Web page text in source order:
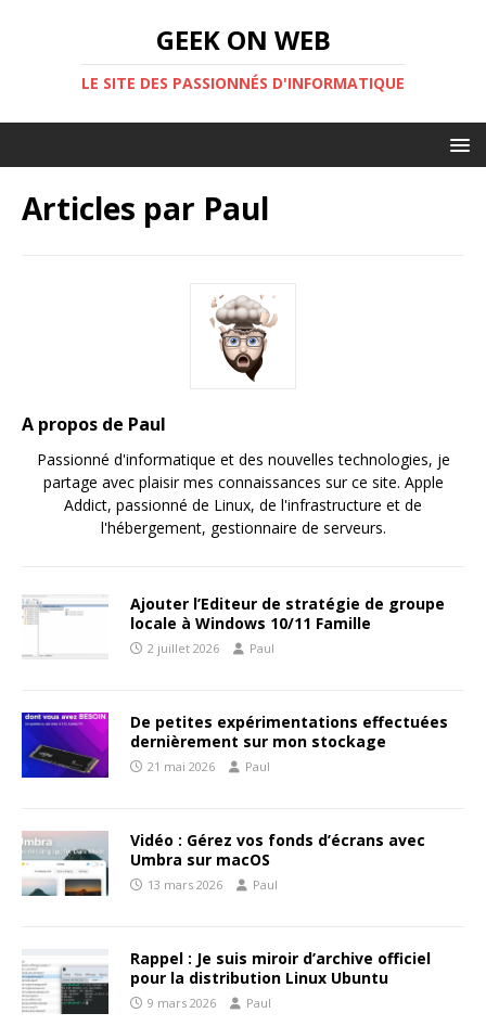
GEEK ON WEB
LE SITE DES PASSIONNÉS D'INFORMATIQUE
Articles par Paul
A propos de Paul
Passionné d'informatique et des nouvelles technologies, je
partage avec plaisir mes connaissances sur ce site. Apple
Addict, passionné de Linux, de l'infrastructure et de
l'hébergement, gestionnaire de serveurs.
Ajouter l’Editeur de stratégie de groupe
locale à Windows 10/11 Famille
2 juillet 2026 Paul
De petites expérimentations effectuées
dernièrement sur mon stockage
21 mai 2026 Paul
Vidéo : Gérez vos fonds d’écrans avec
Umbra sur macOS
13 mars 2026 Paul
Rappel : Je suis miroir d’archive officiel
pour la distribution Linux Ubuntu
9 mars 2026 Paul